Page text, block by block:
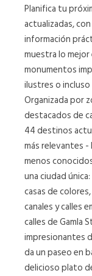
Planifica tu
actualizadas,
información
muestra lo
monumentos
ilustres o
Organizada por
destacados de
44 destinos
más relevantes
menos
una ciudad
casas de
canales y calles
calles de Gamla
impresionantes
da un paseo en
delicioso plato